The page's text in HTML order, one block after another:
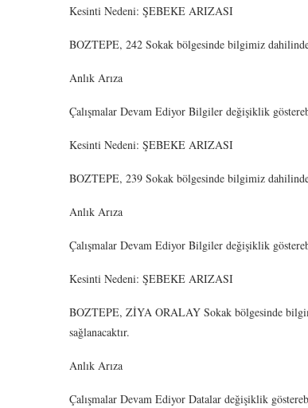
Kesinti Nedeni: ŞEBEKE ARIZASI
BOZTEPE, 242 Sokak bölgesinde bilgimiz
Anlık Arıza
Çalışmalar Devam Ediyor Bilgiler değişiklik
Kesinti Nedeni: ŞEBEKE ARIZASI
BOZTEPE, 239 Sokak bölgesinde bilgimiz
Anlık Arıza
Çalışmalar Devam Ediyor Bilgiler değişiklik
Kesinti Nedeni: ŞEBEKE ARIZASI
BOZTEPE, ZİYA ORALAY Sokak bölgesinde
sağlanacaktır.
Anlık Arıza
Çalışmalar Devam Ediyor Datalar değişiklik